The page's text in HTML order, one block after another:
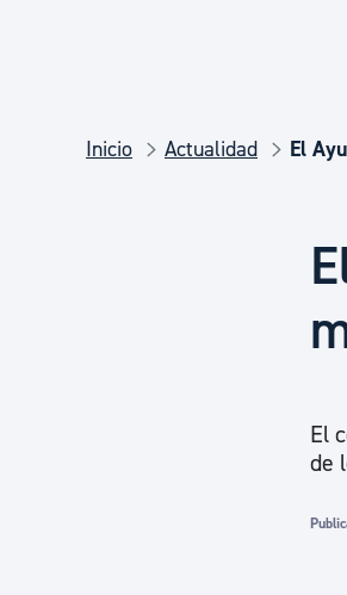
Salud Pública,
Participación
Inicio Actualidad El
El
de